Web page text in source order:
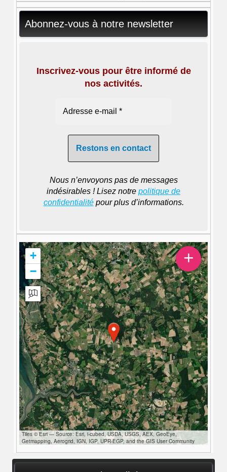
Abonnez-vous à notre newsletter
Inscrivez-vous pour être informé de
nos activités.
Nous n’envoyons pas de messages
indésirables ! Lisez notre politique de
confidentialitépour plus d’informations.
+
−
Tiles © Esri — Source: Esri, i-cubed, USDA, USGS, AEX, GeoEye,
Getmapping, Aerogrid, IGN, IGP, UPR-EGP, and the GIS User Community
+